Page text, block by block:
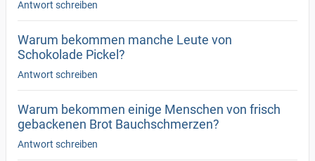
Antwort schreiben
Warum bekommen manche Leute von
Schokolade Pickel?
Antwort schreiben
Warum bekommen einige Menschen von frisch
gebackenen Brot Bauchschmerzen?
Antwort schreiben